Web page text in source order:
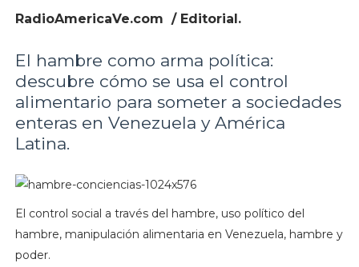
RadioAmericaVe.com / Editorial.
El hambre como arma política:
descubre cómo se usa el control
alimentario para someter a sociedades
enteras en Venezuela y América
Latina.
El control social a través del hambre, uso político del
hambre, manipulación alimentaria en Venezuela, hambre y
poder.